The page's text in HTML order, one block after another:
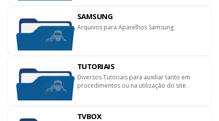
SAMSUNG
Arquivos para Aparelhos Samsung
TUTORIAIS
Diversos Tutoriais para auxiliar tanto em
procedimentos ou na utilização do site.
TVBOX